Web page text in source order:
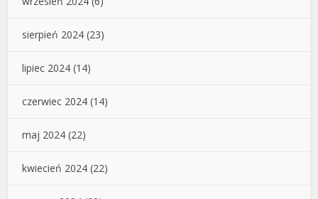
sierpień 2024 (23)
lipiec 2024 (14)
czerwiec 2024 (14)
maj 2024 (22)
kwiecień 2024 (22)